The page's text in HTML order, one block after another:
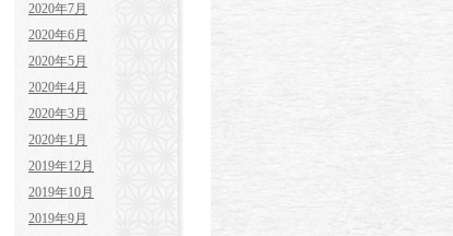
2020年7月
2020年6月
2020年5月
2020年4月
2020年3月
2020年1月
2019年12月
2019年10月
2019年9月